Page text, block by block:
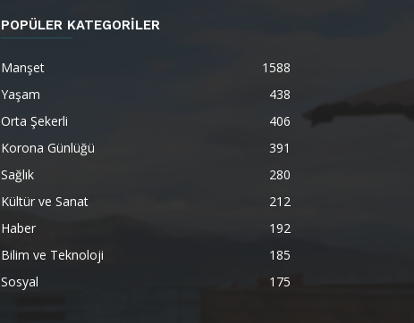
POPÜLER KATEGORİLER
Manşet
1588
Yaşam
438
Orta Şekerli
406
Korona Günlüğü
391
Sağlık
280
Kültür ve Sanat
212
Haber
192
Bilim ve Teknoloji
185
Sosyal
175